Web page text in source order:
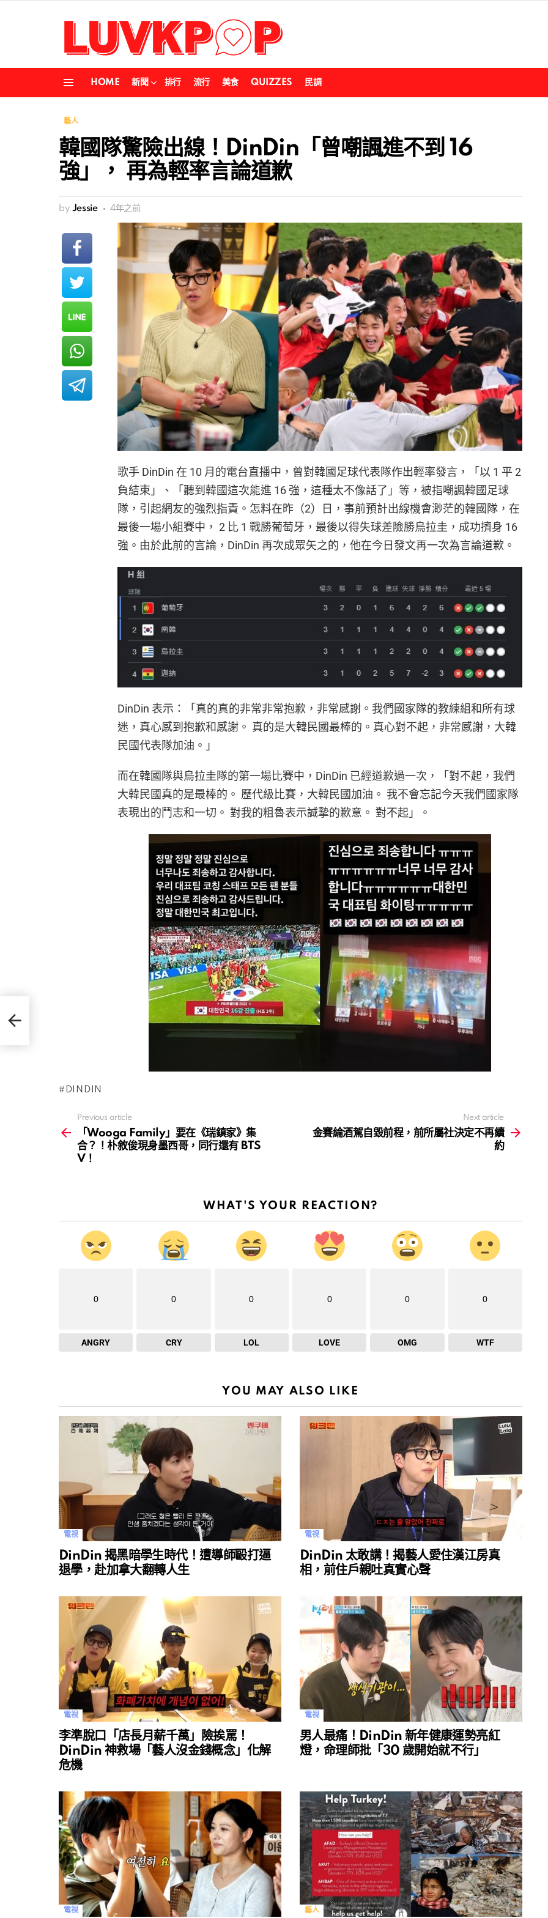
HOME 新聞 排行 流行 美食 QUIZZES 民調
藝人
韓國隊驚險出線！DinDin「曾嘲諷進不到 16
強」， 再為輕率言論道歉
by Jessie 4年之前
歌手 DinDin 在 10 月的電台直播中，曾對韓國足球代表隊作出輕率發言，「以 1 平 2
負結束」、「聽到韓國這次能進 16 強，這種太不像話了」等，被指嘲諷韓國足球
隊，引起網友的強烈指責。怎料在昨（2）日，事前預計出線機會渺茫的韓國隊，在
最後一場小組賽中， 2 比 1 戰勝葡萄牙，最後以得失球差險勝烏拉圭，成功擠身 16
強。由於此前的言論，DinDin 再次成眾矢之的，他在今日發文再一次為言論道歉。
DinDin 表示：「真的真的非常非常抱歉，非常感謝。我們國家隊的教練組和所有球
迷，真心感到抱歉和感謝。 真的是大韓民國最棒的。真心對不起，非常感謝，大韓
民國代表隊加油。」
而在韓國隊與烏拉圭隊的第一場比賽中，DinDin 已經道歉過一次，「對不起，我們
大韓民國真的是最棒的。 歷代級比賽，大韓民國加油。 我不會忘記今天我們國家隊
表現出的鬥志和一切。 對我的粗魯表示誠摯的歉意。 對不起」。
DINDIN
more
Previous article
「Wooga Family」要在《瑞鎮家》集
合？！朴敘俊現身墨西哥，同行還有 BTS
V！
Next article
金賽綸酒駕自毀前程，前所屬社決定不再續
約
WHAT'S YOUR REACTION?
0
ANGRY
0
CRY
0
LOL
0
LOVE
0
OMG
0
WTF
YOU MAY ALSO LIKE
電視
DinDin 揭黑暗學生時代！遭導師毆打逼
退學，赴加拿大翻轉人生
電視
DinDin 太敢講！揭藝人愛住漢江房真
相，前住戶親吐真實心聲
電視
李準脫口「店長月薪千萬」險挨罵！
DinDin 神救場「藝人沒金錢概念」化解
危機
電視
男人最痛！DinDin 新年健康運勢亮紅
燈，命理師批「30 歲開始就不行」
電視 藝人